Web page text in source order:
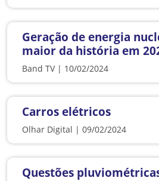
Geração de energia
maior da história em
Band TV | 10/02/2024
Carros elétricos
Olhar Digital | 09/02/2024
Questões